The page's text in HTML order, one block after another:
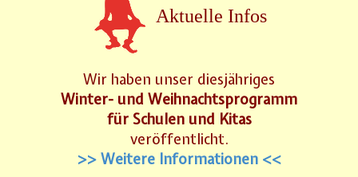
Aktuelle Infos
Wir haben unser diesjähriges
Winter- und Weihnachtsprogramm
für Schulen und Kitas
veröffentlicht.
>> Weitere Informationen <<